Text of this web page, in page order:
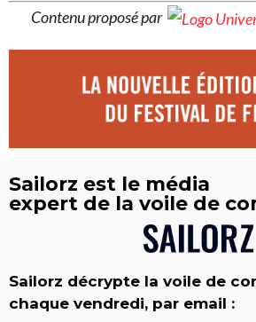
Contenu proposé par
Sailorz est le média
expert de la voile de
Sailorz décrypte la voile de
chaque vendredi, par email :